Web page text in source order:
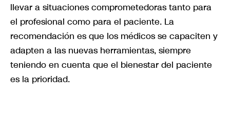
llevar a situaciones comprometedoras tanto para
el profesional como para el paciente. La
recomendación es que los médicos se capaciten y
adapten a las nuevas herramientas, siempre
teniendo en cuenta que el bienestar del paciente
es la prioridad.